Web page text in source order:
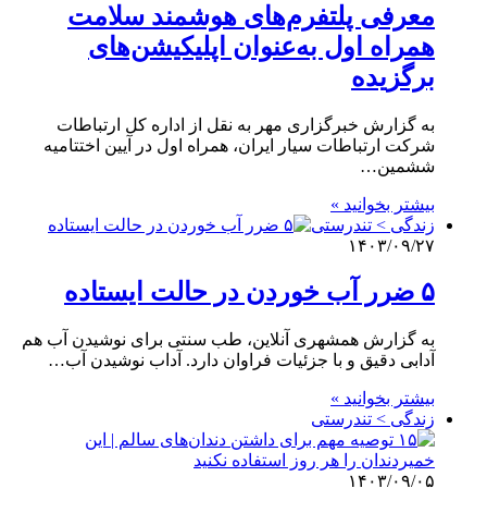
معرفی پلتفرم‌های هوشمند سلامت
همراه اول به‌عنوان اپلیکیشن‌های
برگزیده
به گزارش خبرگزاری مهر به نقل از اداره کل ارتباطات
شرکت ارتباطات سیار ایران، همراه اول در آیین اختتامیه
ششمین…
بیشتر بخوانید »
زندگی > تندرستی
۱۴۰۳/۰۹/۲۷
۵ ضرر آب خوردن در حالت ایستاده
به گزارش همشهری آنلاین، طب سنتی برای نوشیدن آب هم
آدابی دقیق و با جزئیات فراوان دارد. آداب نوشیدن آب…
بیشتر بخوانید »
زندگی > تندرستی
۱۴۰۳/۰۹/۰۵